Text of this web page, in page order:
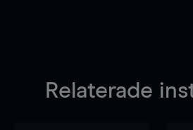
Relaterade